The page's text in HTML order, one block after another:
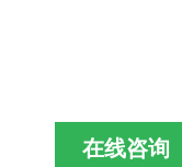
在线咨询